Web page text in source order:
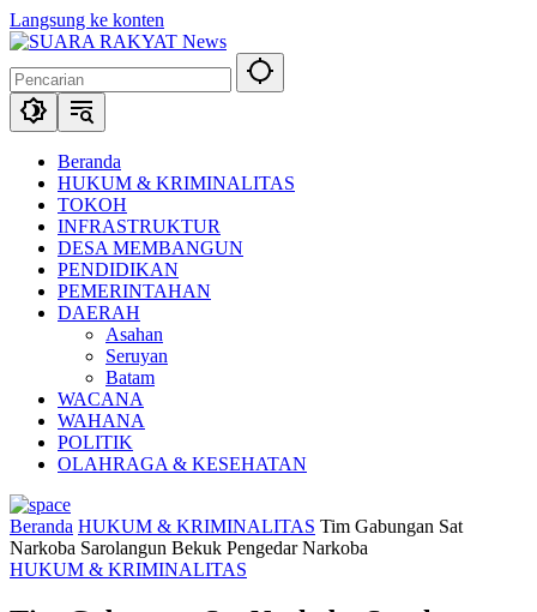
Langsung ke konten
Beranda
HUKUM & KRIMINALITAS
TOKOH
INFRASTRUKTUR
DESA MEMBANGUN
PENDIDIKAN
PEMERINTAHAN
DAERAH
Asahan
Seruyan
Batam
WACANA
WAHANA
POLITIK
OLAHRAGA & KESEHATAN
Beranda HUKUM & KRIMINALITAS Tim Gabungan Sat
Narkoba Sarolangun Bekuk Pengedar Narkoba
HUKUM & KRIMINALITAS